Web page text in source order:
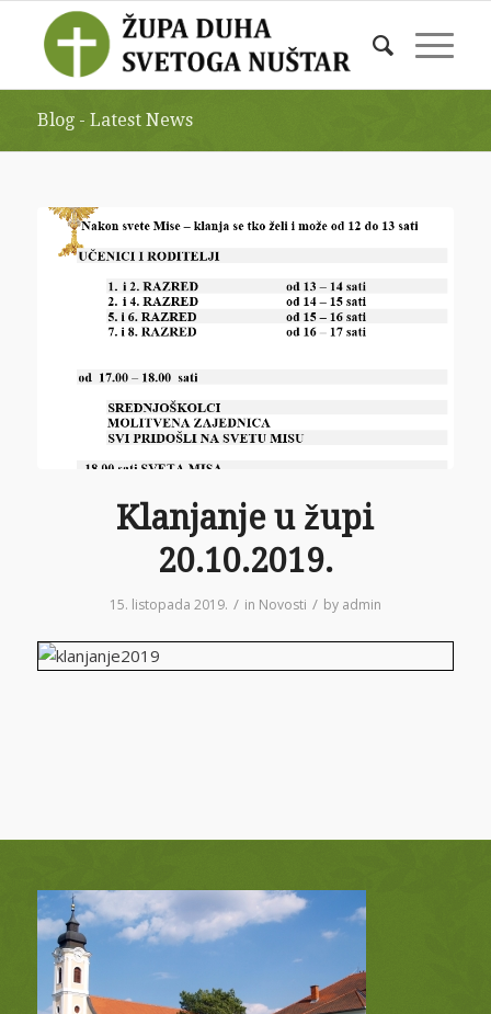
Blog - Latest News
Klanjanje u župi
20.10.2019.
15. listopada 2019. / in Novosti / by admin